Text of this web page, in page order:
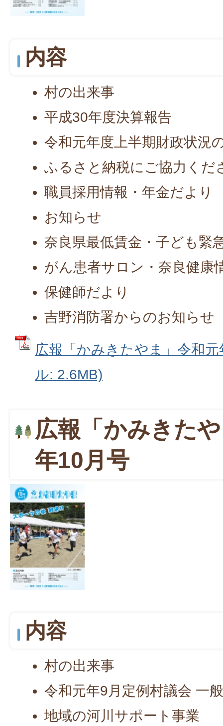
内容
村の出来事
平成30年度決算報告
令和元年度上半期財政状況
ふるさと納税にご協力くだ
職員採用情報・年金だより
お知らせ
奈良県最低賃金・子ども緊
がん患者サロン・奈良健康
保健師だより
吉野消防署からのお知らせ
広報「かみきたやま」令和
ル: 2.6MB)
広報「かみきた
年10月号
内容
村の出来事
令和元年9月定例村議会 一
地域の河川サポート事業